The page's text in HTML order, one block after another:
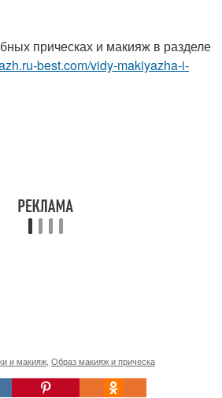
прическах и макияж в разделе
best.com/vidy-makiyazha-i-
и макияж Образ макияж и прическа